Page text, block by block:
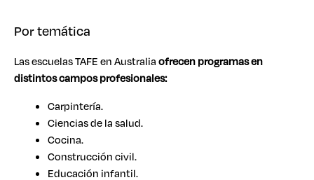
Por temática
Las escuelas TAFE en Australiaofrecen programas en
distintos campos profesionales:
Carpintería.
Ciencias de la salud.
Cocina.
Construcción civil.
Educación infantil.